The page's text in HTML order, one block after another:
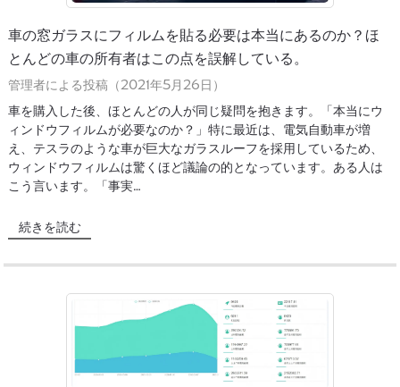
車の窓ガラスにフィルムを貼る必要は本当にあるのか？ほ
とんどの車の所有者はこの点を誤解している。
管理者による投稿（2021年5月26日）
車を購入した後、ほとんどの人が同じ疑問を抱きます。「本当にウ
ィンドウフィルムが必要なのか？」特に最近は、電気自動車が増
え、テスラのような車が巨大なガラスルーフを採用しているため、
ウィンドウフィルムは驚くほど議論の的となっています。ある人は
こう言います。「事実…
続きを読む